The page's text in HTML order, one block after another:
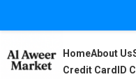
HomeAbout Us
Credit Card
ID